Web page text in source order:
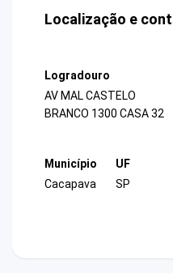
Localização e
Logradouro
AV MAL CASTELO
BRANCO 1300 CASA 32
Município
Cacapava
UF
SP